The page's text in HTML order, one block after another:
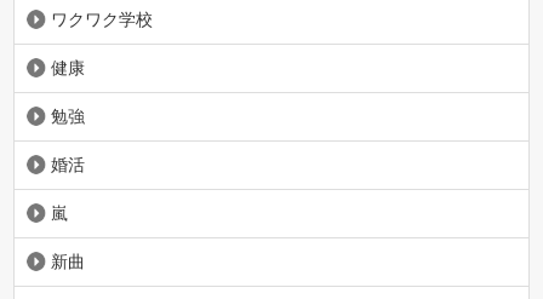
ワクワク学校
健康
勉強
婚活
嵐
新曲